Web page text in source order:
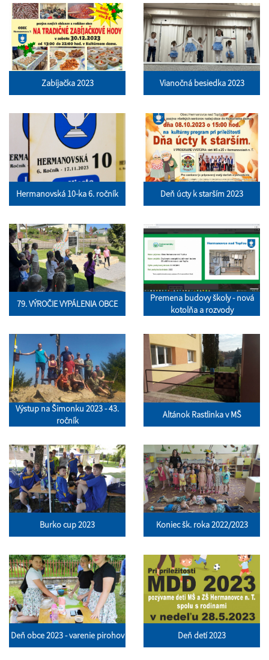
Zabíjačka 2023 Vianočná besiedka 2023
Hermanovská 10-ka 6. ročník Deň úcty k starším 2023
79. VÝROČIE VYPÁLENIA OBCE
Premena budovy školy - nová
kotolňa a rozvody
Výstup na Šimonku 2023 - 43.
ročník
Altánok Rastlinka v MŠ
Burko cup 2023 Koniec šk. roka 2022/2023
Deň obce 2023 - varenie pirohov Deň detí 2023